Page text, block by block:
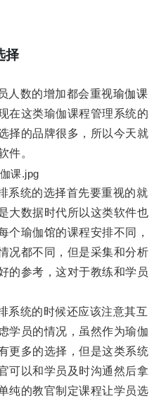
择
人数的增加都会重视瑜伽课
在这类瑜伽课程管理系统的
择的品牌很多，所以今天就
件。
系统的选择首先要重视的就
大数据时代所以这类软件也
个瑜伽馆的课程安排不同
，
况都不同，但是采集和分析
的参考，这对于教练和学员
系统的时候还应该注意其互
学员的情况，虽然作为瑜伽
更多的选择，但是这类系统
可以和学员及时沟通然后拿
纯的教官制定课程让学员选